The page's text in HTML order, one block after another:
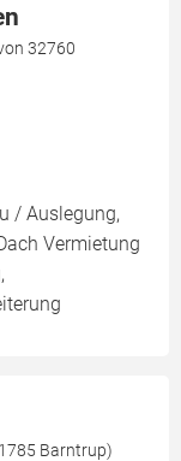
32760
/ Auslegung,
Vermietung
Barntrup)